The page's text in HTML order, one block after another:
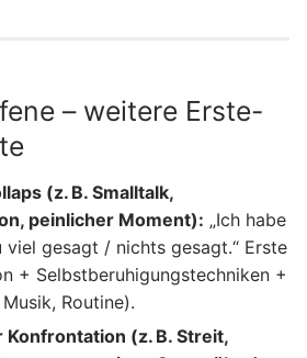
– weitere Erste-
(z. B. Smalltalk,
peinlicher Moment): „Ich habe
gesagt / nichts gesagt.“ Erste
+ Selbstberuhigungstechniken +
Routine).
(z. B. Streit,